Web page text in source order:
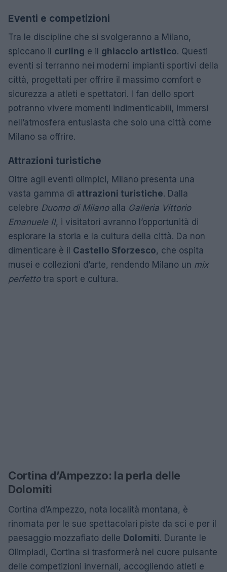
Eventi e competizioni
Tra le discipline che si svolgeranno a Milano,
spiccano il curling e il ghiaccio artistico. Questi
eventi si terranno nei moderni impianti sportivi della
città, progettati per offrire il massimo comfort e
sicurezza a atleti e spettatori. I fan dello sport
potranno vivere momenti indimenticabili, immersi
nell’atmosfera entusiasta che solo una città come
Milano sa offrire.
Attrazioni turistiche
Oltre agli eventi olimpici, Milano presenta una
vasta gamma di attrazioni turistiche. Dalla
celebre Duomo di Milanoalla Galleria Vittorio
Emanuele II, i visitatori avranno l’opportunità di
esplorare la storia e la cultura della città. Da non
dimenticare è il Castello Sforzesco, che ospita
musei e collezioni d’arte, rendendo Milano un mix
perfettotra sport e cultura.
Cortina d’Ampezzo: la perla delle
Dolomiti
Cortina d’Ampezzo, nota località montana, è
rinomata per le sue spettacolari piste da sci e per il
paesaggio mozzafiato delle Dolomiti. Durante le
Olimpiadi, Cortina si trasformerà nel cuore pulsante
delle competizioni invernali, accogliendo atleti e